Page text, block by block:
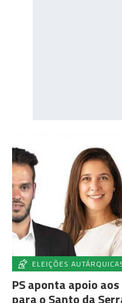
ELEIÇÕES
PS aponta apoio
para o Santo da